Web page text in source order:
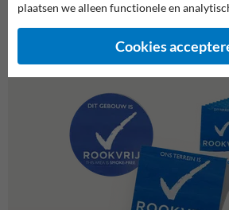
plaatsen we alleen functionele en
Cookies